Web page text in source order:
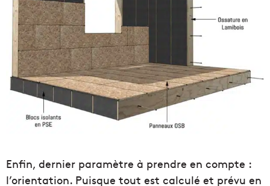
Enfin, dernier paramètre à prendre en compte :
l’orientation. Puisque tout est calculé et prévu en